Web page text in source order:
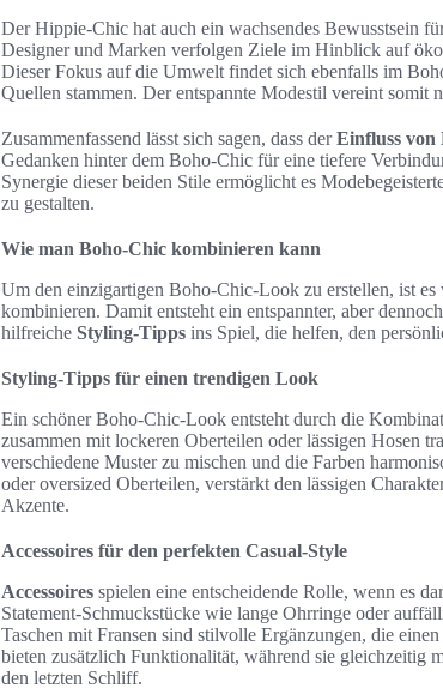
Der Hippie-Chic hat auch ein wachsendes Bewusstsein
Designer und Marken verfolgen Ziele im Hinblick auf
Dieser Fokus auf die Umwelt findet sich ebenfalls im
Quellen stammen. Der entspannte Modestil vereint somit
Zusammenfassend lässt sich sagen, dass derEinfluss von
Gedanken hinter dem Boho-Chic für eine tiefere
Synergie dieser beiden Stile ermöglicht es
zu gestalten.
Wie man Boho-Chic kombinieren kann
Um den einzigartigen Boho-Chic-Look zu erstellen, ist
kombinieren. Damit entsteht ein entspannter, aber
hilfreiche Styling-Tipps ins Spiel, die helfen, den
Styling-Tipps für einen trendigen Look
Ein schöner Boho-Chic-Look entsteht durch die
zusammen mit lockeren Oberteilen oder lässigen Hosen
verschiedene Muster zu mischen und die Farben
oder oversized Oberteilen, verstärkt den lässigen
Akzente.
Accessoires für den perfekten Casual-Style
Accessoires spielen eine entscheidende Rolle, wenn es
Statement-Schmuckstücke wie lange Ohrringe oder
Taschen mit Fransen sind stilvolle Ergänzungen, die einen
bieten zusätzlich Funktionalität, während sie gleichzeitig
den letzten Schliff.